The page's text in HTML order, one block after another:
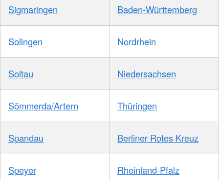
Sigmaringen Baden-Württemberg
Solingen Nordrhein
Soltau Niedersachsen
Sömmerda/Artern Thüringen
Spandau Berliner Rotes Kreuz
Speyer Rheinland-Pfalz